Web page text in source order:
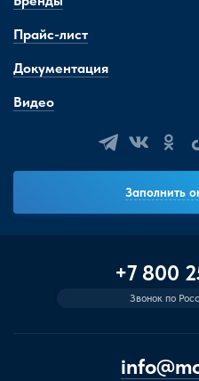
Прайс-лист
Документация
Видео
Заполнить
+7 800
Звонок по